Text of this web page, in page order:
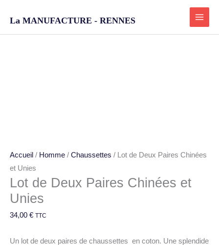
La MANUFACTURE - RENNES
Accueil / Homme / Chaussettes / Lot de Deux Paires Chinées
et Unies
Lot de Deux Paires Chinées et
Unies
34,00 € TTC
Un lot de deux paires de chaussettes en coton. Une splendide